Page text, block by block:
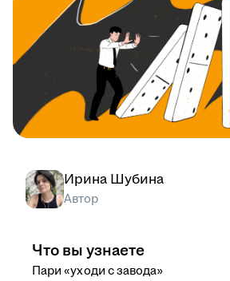
Ирина Шубина
Автор
Что вы узнаете
Пари «уходи с завода»